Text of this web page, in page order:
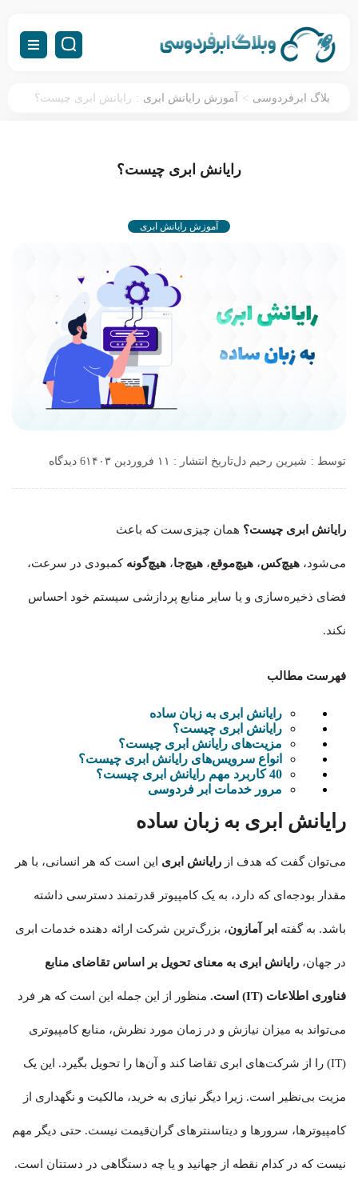
بلاگ ابرفردوسی > آموزش رایانش ابری : رایانش ابری چیست؟
رایانش ابری چیست؟
آموزش رایانش ابری
توسط : شیرین رحیم دلتاریخ انتشار : ۱۱ فروردین ۱۴۰۳ 6 دیدگاه
رایانش ابری چیست؟ همان چیزی‌ست که باعث
می‌شود، هیچ‌کس، هیچ‌موقع، هیچ‌جا، هیچ‌گونه کمبودی در سرعت،
فضای ذخیره‌سازی و یا سایر منابع پردازشی سیستم خود احساس
نکند.
فهرست مطالب
رایانش ابری به زبان ساده
رایانش ابری چیست؟
مزیت‌های رایانش ابری چیست؟
انواع سرویس‌های رایانش ابری چیست؟
40 کاربرد مهم رایانش ابری چیست؟
مرور خدمات ابر فردوسی
رایانش ابری به زبان ساده
می‌توان گفت که هدف از رایانش ابری این است که هر انسانی، با هر
مقدار بودجه‌ای که دارد، به یک کامپیوتر قدرتمند دسترسی داشته
باشد. به گفته ابر آمازون، بزرگ‌ترین شرکت ارائه دهنده خدمات ابری
در جهان، رایانش ابری به معنای تحویل بر اساس تقاضای منابع
فناوری اطلاعات (IT) است. منظور از این جمله این است که هر فرد
می‌تواند به میزان نیازش و در زمان مورد نظرش، منابع کامپیوتری
(IT) را از شرکت‌های ابری تقاضا کند و آن‌ها را تحویل بگیرد. این یک
مزیت بی‌نظیر است. زیرا دیگر نیازی به خرید، مالکیت و نگهداری از
کامپیوتر‌ها، سرورها و دیتاسنترهای گران‌قیمت نیست. حتی دیگر مهم
نیست که در کدام نقطه از جهانید و یا چه دستگاهی در دستتان است.